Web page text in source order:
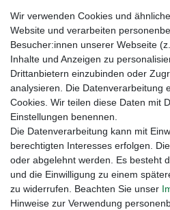
Kontakt
Newsletter Anmeldung
Newsletter Abmeldung
Wir verwenden Cookies und
Website und verarbeiten
Besucher:innen unserer Webseite
Inhalte und Anzeigen zu
Drittanbietern einzubinden oder
analysieren. Die Datenverarbeitung
Cookies. Wir teilen diese Daten mit
Einstellungen benennen.
Die Datenverarbeitung kann mit
berechtigten Interesses erfolgen.
oder abgelehnt werden. Es besteht
und die Einwilligung zu einem
zu widerrufen. Beachten Sie unser
Hinweise zur Verwendung